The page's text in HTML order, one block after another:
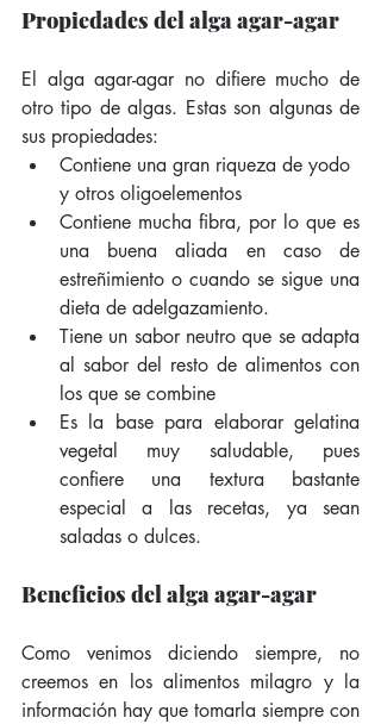
Propiedades del alga agar-agar
El alga agar-agar no difiere mucho de
otro tipo de algas. Estas son algunas de
sus propiedades:
Contiene una gran riqueza de yodo
y otros oligoelementos
Contiene mucha fibra, por lo que es
una buena aliada en caso de
estreñimiento o cuando se sigue una
dieta de adelgazamiento.
Tiene un sabor neutro que se adapta
al sabor del resto de alimentos con
los que se combine
Es la base para elaborar gelatina
vegetal muy saludable, pues
confiere una textura bastante
especial a las recetas, ya sean
saladas o dulces.
Beneficios del alga agar-agar
Como venimos diciendo siempre, no
creemos en los alimentos milagro y la
información hay que tomarla siempre con